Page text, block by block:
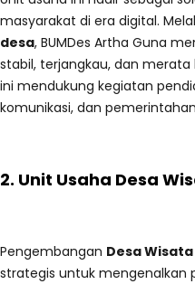
masyarakat di era digital.
desa, BUMDes Artha Guna
stabil, terjangkau, dan merata
ini mendukung kegiatan
komunikasi, dan
2. Unit Usaha Desa
Pengembangan Desa Wisata
strategis untuk mengenalkan